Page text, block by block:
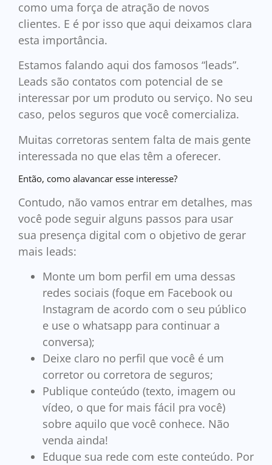
como uma força de atração de novos
clientes. E é por isso que aqui deixamos clara
esta importância.
Estamos falando aqui dos famosos “leads”.
Leads são contatos com potencial de se
interessar por um produto ou serviço. No seu
caso, pelos seguros que você comercializa.
Muitas corretoras sentem falta de mais gente
interessada no que elas têm a oferecer.
Então, como alavancar esse interesse?
Contudo, não vamos entrar em detalhes, mas
você pode seguir alguns passos para usar
sua presença digital com o objetivo de gerar
mais leads:
Monte um bom perfil em uma dessas
redes sociais (foque em Facebook ou
Instagram de acordo com o seu público
e use o whatsapp para continuar a
conversa);
Deixe claro no perfil que você é um
corretor ou corretora de seguros;
Publique conteúdo (texto, imagem ou
vídeo, o que for mais fácil pra você)
sobre aquilo que você conhece. Não
venda ainda!
Eduque sua rede com este conteúdo. Por